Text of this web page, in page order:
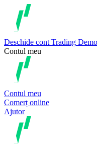
Deschide cont Trading Demo
Contul meu
Contul meu
Comerț online
Ajutor